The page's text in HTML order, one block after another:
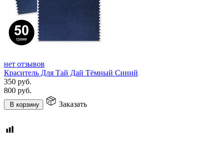
нет отзывов
Краситель Для Тай Дай Тёмный Синий
350 руб.
800 руб.
В корзину Заказать